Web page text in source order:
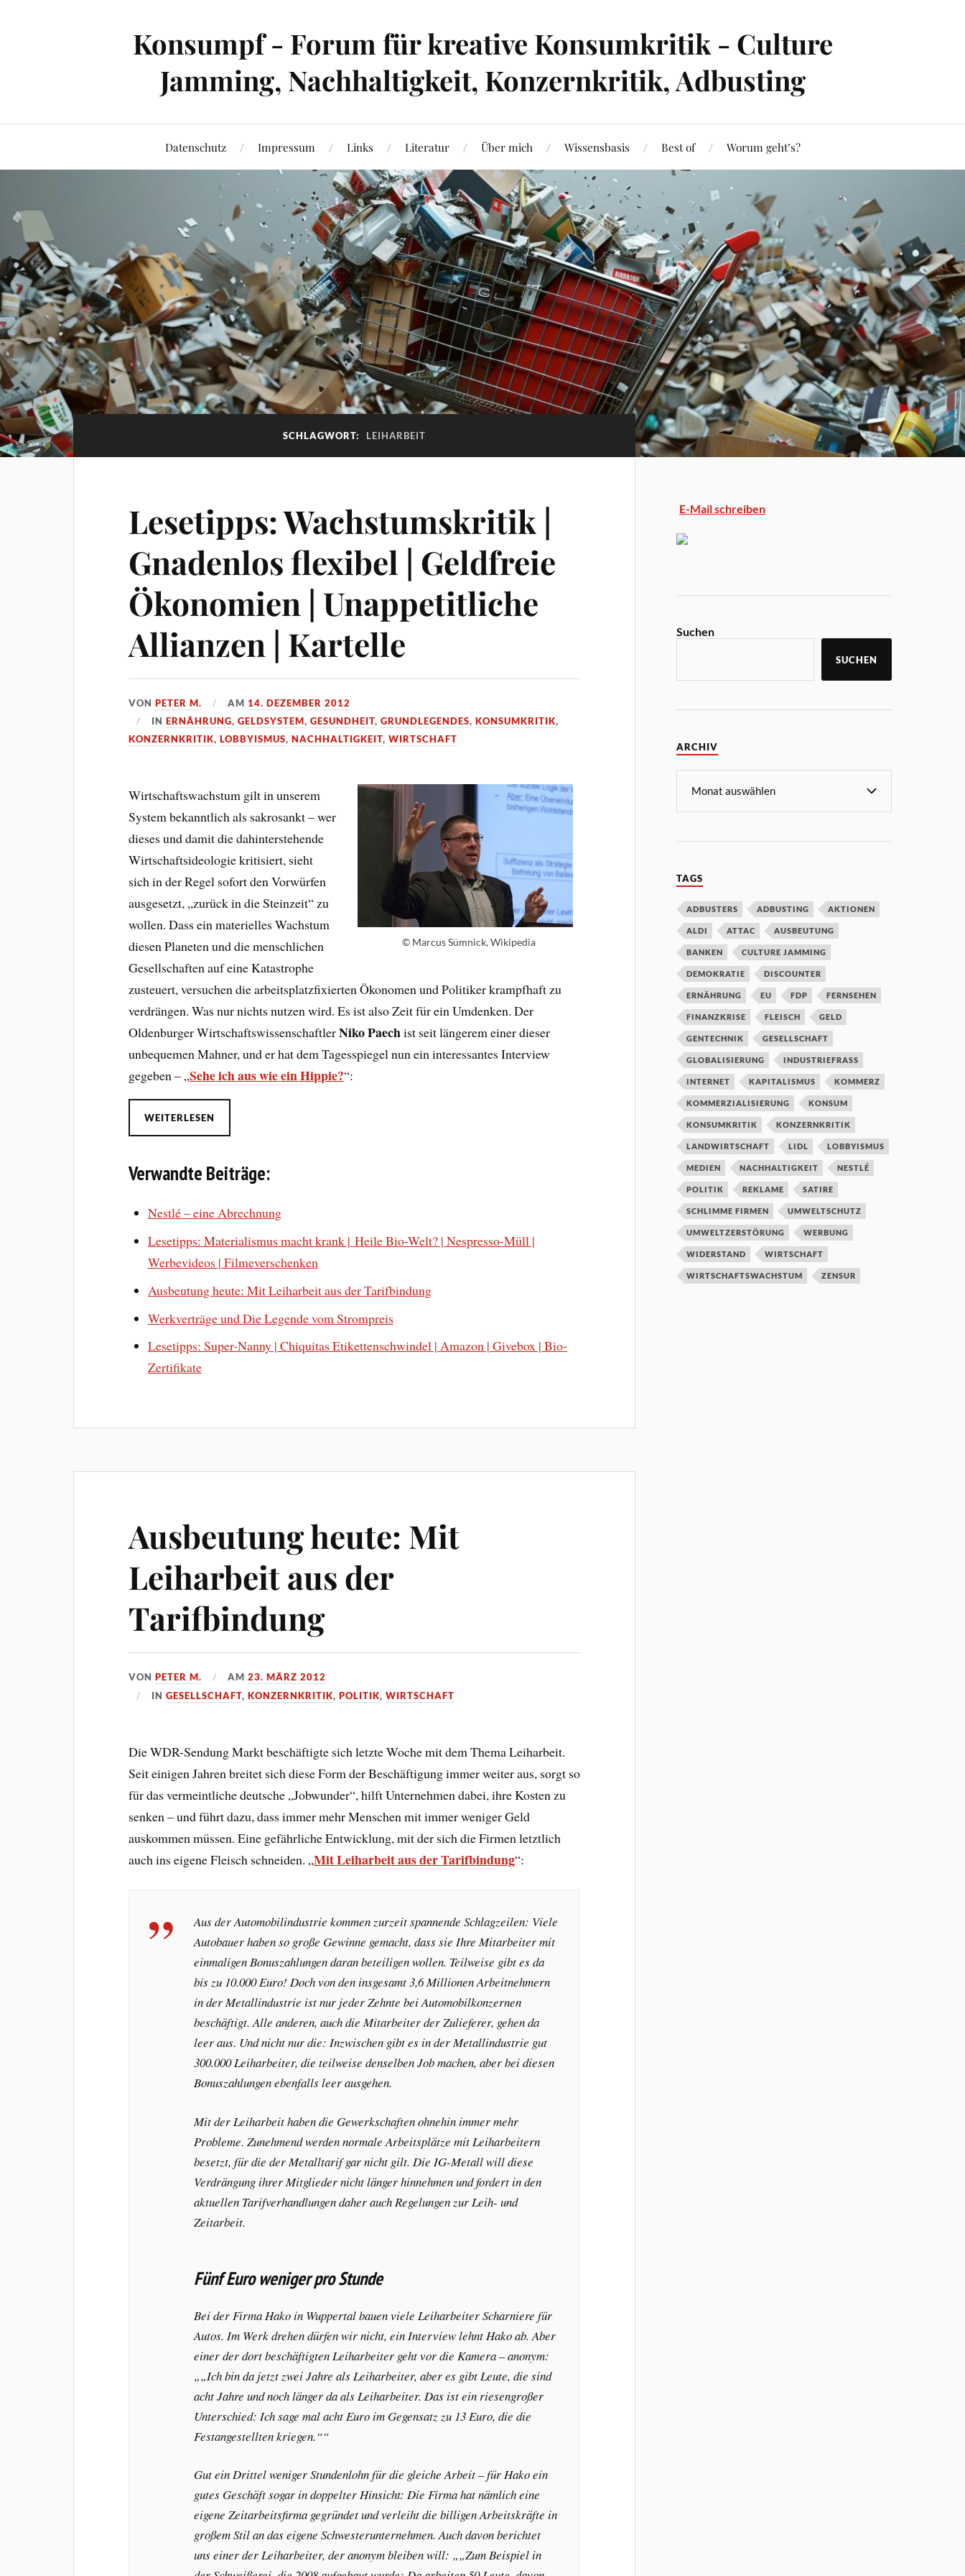
Konsumpf - Forum für kreative Konsumkritik - Culture
Jamming, Nachhaltigkeit, Konzernkritik, Adbusting
Datenschutz Impressum Links Literatur Über mich Wissensbasis Best of Worum geht’s?
SCHLAGWORT: LEIHARBEIT
Lesetipps: Wachstumskritik |
Gnadenlos flexibel | Geldfreie
Ökonomien | Unappetitliche
Allianzen | Kartelle
VONPETER M. AM 14. DEZEMBER 2012
INERNÄHRUNG,GELDSYSTEM,GESUNDHEIT,GRUNDLEGENDES,KONSUMKRITIK,
KONZERNKRITIK,LOBBYISMUS,NACHHALTIGKEIT,WIRTSCHAFT
© Marcus Sümnick, Wikipedia
Wirtschaftswachstum gilt in unserem
System bekanntlich als sakrosankt – wer
dieses und damit die dahinterstehende
Wirtschaftsideologie kritisiert, sieht
sich in der Regel sofort den Vorwürfen
ausgesetzt, „zurück in die Steinzeit“ zu
wollen. Dass ein materielles Wachstum
diesen Planeten und die menschlichen
Gesellschaften auf eine Katastrophe
zusteuert, versuchen die arbeitsplatzfixierten Ökonomen und Politiker krampfhaft zu
verdrängen. Was nur nichts nutzen wird. Es ist also Zeit für ein Umdenken. Der
Oldenburger WirtschaftswissenschaftlerNiko Paechist seit längerem einer dieser
unbequemen Mahner, und er hat dem Tagesspiegel nun ein interessantes Interview
gegeben – „Sehe ich aus wie ein Hippie?“:
WEITERLESEN
Verwandte Beiträge:
Nestlé – eine Abrechnung
Lesetipps: Materialismus macht krank | Heile Bio-Welt? | Nespresso-Müll |
Werbevideos | Filmeverschenken
Ausbeutung heute: Mit Leiharbeit aus der Tarifbindung
Werkverträge und Die Legende vom Strompreis
Lesetipps: Super-Nanny | Chiquitas Etikettenschwindel | Amazon | Givebox | Bio-
Zertifikate
Ausbeutung heute: Mit
Leiharbeit aus der
Tarifbindung
VONPETER M. AM23. MÄRZ 2012
INGESELLSCHAFT,KONZERNKRITIK,POLITIK,WIRTSCHAFT
Die WDR-Sendung Markt beschäftigte sich letzte Woche mit dem Thema Leiharbeit.
Seit einigen Jahren breitet sich diese Form der Beschäftigung immer weiter aus, sorgt so
für das vermeintliche deutsche „Jobwunder“, hilft Unternehmen dabei, ihre Kosten zu
senken – und führt dazu, dass immer mehr Menschen mit immer weniger Geld
auskommen müssen. Eine gefährliche Entwicklung, mit der sich die Firmen letztlich
auch ins eigene Fleisch schneiden. „Mit Leiharbeit aus der Tarifbindung“:
Aus der Automobilindustrie kommen zurzeit spannende Schlagzeilen: Viele
Autobauer haben so große Gewinne gemacht, dass sie Ihre Mitarbeiter mit
einmaligen Bonuszahlungen daran beteiligen wollen. Teilweise gibt es da
bis zu 10.000 Euro! Doch von den insgesamt 3,6 Millionen Arbeitnehmern
in der Metallindustrie ist nur jeder Zehnte bei Automobilkonzernen
beschäftigt. Alle anderen, auch die Mitarbeiter der Zulieferer, gehen da
leer aus. Und nicht nur die: Inzwischen gibt es in der Metallindustrie gut
300.000 Leiharbeiter, die teilweise denselben Job machen, aber bei diesen
Bonuszahlungen ebenfalls leer ausgehen.
Mit der Leiharbeit haben die Gewerkschaften ohnehin immer mehr
Probleme. Zunehmend werden normale Arbeitsplätze mit Leiharbeitern
besetzt, für die der Metalltarif gar nicht gilt. Die IG-Metall will diese
Verdrängung ihrer Mitglieder nicht länger hinnehmen und fordert in den
aktuellen Tarifverhandlungen daher auch Regelungen zur Leih- und
Zeitarbeit.
Fünf Euro weniger pro Stunde
Bei der Firma Hako in Wuppertal bauen viele Leiharbeiter Scharniere für
Autos. Im Werk drehen dürfen wir nicht, ein Interview lehnt Hako ab. Aber
einer der dort beschäftigten Leiharbeiter geht vor die Kamera – anonym:
„ Ich bin da jetzt zwei Jahre als Leiharbeiter, aber es gibt Leute, die sind
acht Jahre und noch länger da als Leiharbeiter. Das ist ein riesengroßer
Unterschied: Ich sage mal acht Euro im Gegensatz zu 13 Euro, die die
Festangestellten kriegen. “
Gut ein Drittel weniger Stundenlohn für die gleiche Arbeit – für Hako ein
gutes Geschäft sogar in doppelter Hinsicht: Die Firma hat nämlich eine
eigene Zeitarbeitsfirma gegründet und verleiht die billigen Arbeitskräfte in
großem Stil an das eigene Schwesterunternehmen. Auch davon berichtet
uns einer der Leiharbeiter, der anonym bleiben will: „ Zum Beispiel in
E-Mail schreiben
Suchen
SUCHEN
ARCHIV
TAGS
ADBUSTERS ADBUSTING AKTIONEN
ALDI ATTAC AUSBEUTUNG
BANKEN CULTURE JAMMING
DEMOKRATIE DISCOUNTER
ERNÄHRUNG EU FDP FERNSEHEN
FINANZKRISE FLEISCH GELD
GENTECHNIK GESELLSCHAFT
GLOBALISIERUNG INDUSTRIEFRASS
INTERNET KAPITALISMUS KOMMERZ
KOMMERZIALISIERUNG KONSUM
KONSUMKRITIK KONZERNKRITIK
LANDWIRTSCHAFT LIDL LOBBYISMUS
MEDIEN NACHHALTIGKEIT NESTLÉ
POLITIK REKLAME SATIRE
SCHLIMME FIRMEN UMWELTSCHUTZ
UMWELTZERSTÖRUNG WERBUNG
WIDERSTAND WIRTSCHAFT
WIRTSCHAFTSWACHSTUM ZENSUR